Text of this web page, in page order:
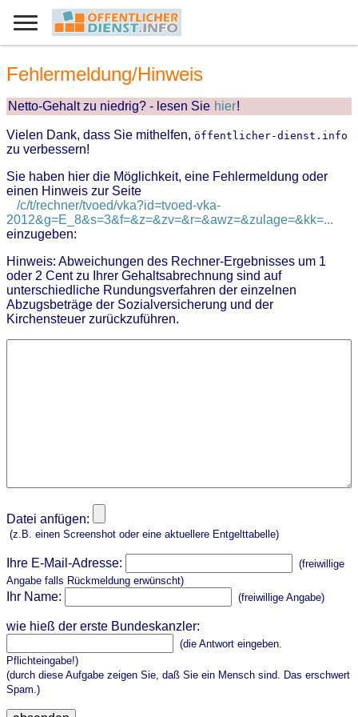
Fehlermeldung/Hinweis
Netto-Gehalt zu niedrig? - lesen Sie hier!
Vielen Dank, dass Sie mithelfen, öffentlicher-dienst.info
zu verbessern!
Sie haben hier die Möglichkeit, eine Fehlermeldung oder
einen Hinweis zur Seite
/c/t/rechner/tvoed/vka?id=tvoed-vka-
2012&g=E_8&s=3&f=&z=&zv=&r=&awz=&zulage=&kk=...
einzugeben:
Hinweis: Abweichungen des Rechner-Ergebnisses um 1
oder 2 Cent zu Ihrer Gehaltsabrechnung sind auf
unterschiedliche Rundungsverfahren der einzelnen
Abzugsbeträge der Sozialversicherung und der
Kirchensteuer zurückzuführen.
Datei anfügen:
(z.B. einen Screenshot oder eine aktuellere Entgelttabelle)
Ihre E-Mail-Adresse:
(freiwillige
Angabe falls Rückmeldung erwünscht)
Ihr Name: (freiwillige Angabe)
wie hieß der erste Bundeskanzler:
(die Antwort eingeben.
Pflichteingabe!)
(durch diese Aufgabe zeigen Sie, daß Sie ein Mensch sind. Das erschwert
Spam.)